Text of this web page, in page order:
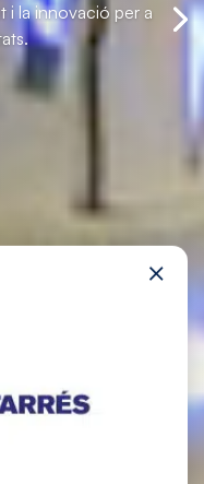
i la innovació per a
×